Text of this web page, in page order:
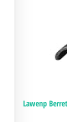
Lawenp